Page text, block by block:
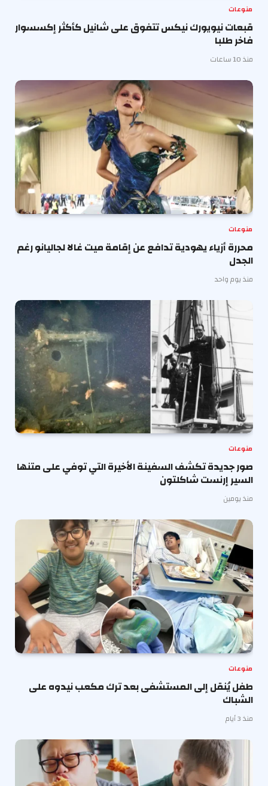
منوعات
قبعات نيويورك نيكس تتفوق على شانيل كأكثر إكسسوار
فاخر طلبا
منذ 10 ساعات
منوعات
محررة أزياء يهودية تدافع عن إقامة ميت غالا لجاليانو رغم
الجدل
منذ يوم واحد
منوعات
صور جديدة تكشف السفينة الأخيرة التي توفي على متنها
السير إرنست شاكلتون
منذ يومين
منوعات
طفل يُنقل إلى المستشفى بعد ترك مكعب نيدوه على
الشباك
منذ 3 أيام